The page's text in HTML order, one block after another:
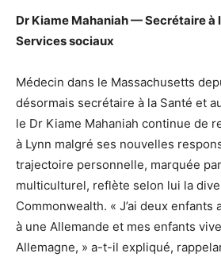
Dr Kiame Mahaniah — Secrétaire à
Services sociaux
Médecin dans le Massachusetts
désormais secrétaire à la Santé et
le Dr Kiame Mahaniah continue de
à Lynn malgré ses nouvelles
trajectoire personnelle, marquée
multiculturel, reflète selon lui la
Commonwealth. « J’ai deux enfants
à une Allemande et mes enfants
Allemagne, » a-t-il expliqué,